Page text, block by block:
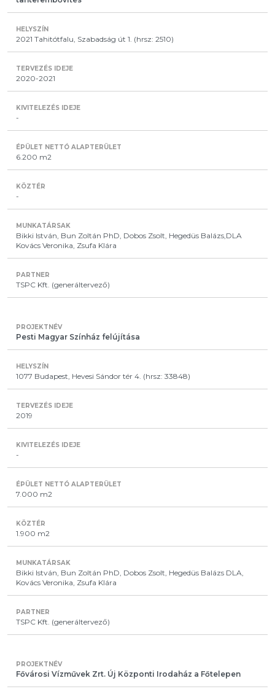
2021 Tahitótfalu, Szabadság út 1. (hrsz: 2510)
2020-2021
-
6.200 m2
-
Bikki István, Bun Zoltán PhD, Dobos Zsolt, Hegedüs Balázs,DLA
Kovács Veronika, Zsufa Klára
TSPC Kft. (generáltervező)
Pesti Magyar Színház felújítása
1077 Budapest, Hevesi Sándor tér 4. (hrsz: 33848)
2019
-
7.000 m2
1.900 m2
Bikki István, Bun Zoltán PhD, Dobos Zsolt, Hegedüs Balázs DLA,
Kovács Veronika, Zsufa Klára
TSPC Kft. (generáltervező)
Fővárosi Vízművek Zrt. Új Központi Irodaház a Főtelepen